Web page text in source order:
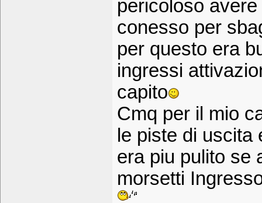
pericoloso
conesso per
per questo era
ingressi
capito
Cmq per il mio
le piste di
era piu pulito se
morsetti